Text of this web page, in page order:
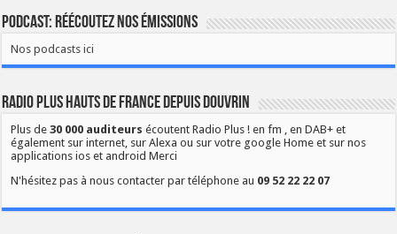
Podcast: Réécoutez nos émissions
Nos podcasts ici
Radio Plus Hauts de France depuis Douvrin
Plus de30 000 auditeurs écoutent Radio Plus ! en fm , en DAB+ et
également sur internet, sur Alexa ou sur votre google Home et sur nos
applications ios et android Merci
N'hésitez pas à nous contacter par téléphone au 09 52 22 22 07